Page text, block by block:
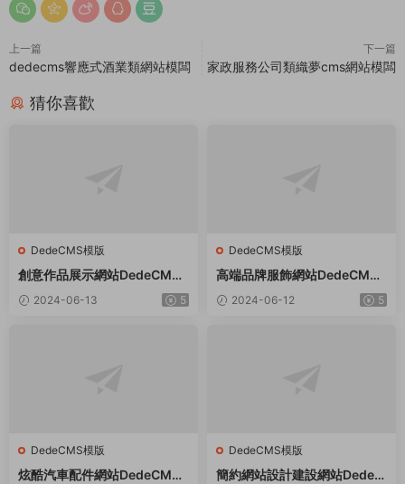
上一篇
dedecms響應式酒業類網站模闆
下一篇
家政服務公司類織夢cms網站模闆
猜你喜歡
DedeCMS模版
創意作品展示網站DedeCMS
織夢模闆
2024-06-13 5
DedeCMS模版
高端品牌服飾網站DedeCMS
織夢模闆
2024-06-12 5
DedeCMS模版
炫酷汽車配件網站DedeCMS
DedeCMS模版
簡約網站設計建設網站Dede織